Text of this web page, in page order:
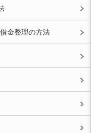
金整理の方法